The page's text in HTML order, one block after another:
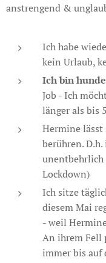
anstrengend &
Ich habe
kein Urlaub,
Ich bin
Job - Ich
länger als bis
Hermine
berühren.
unentbehrlich
Lockdown)
Ich sitze
diesem Mai
- weil
An ihrem Fell
immer bis auf